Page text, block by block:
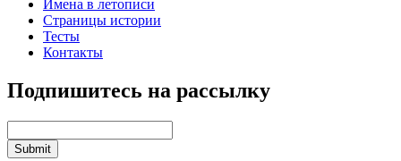
Имена в летописи
Страницы истории
Тесты
Контакты
Подпишитесь на рассылку